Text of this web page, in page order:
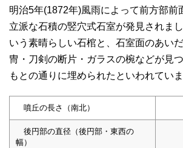
明治5年(1872年)風雨によって前方部前
立派な石積の竪穴式石室が発見されま
いう素晴らしい石棺と、石室面のあい
冑・刀剣の断片・ガラスの椀などが見
もとの通りに埋められたといわれていま
噴丘の長さ（南北）
後円部の直径（後円部・東西の
幅）